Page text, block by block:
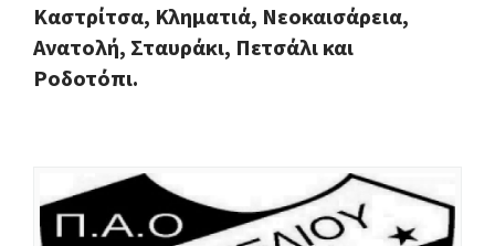
Καστρίτσα, Κληματιά, Νεοκαισάρεια,
Ανατολή, Σταυράκι, Πετσάλι και
Ροδοτόπι.